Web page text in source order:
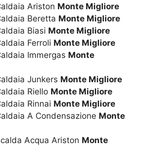
Ariston Monte Migliore
Beretta Monte Migliore
Biasi Monte Migliore
Ferroli Monte Migliore
Immergas Monte
Junkers Monte Migliore
Riello Monte Migliore
Rinnai Monte Migliore
A Condensazione Monte
Acqua Ariston Monte